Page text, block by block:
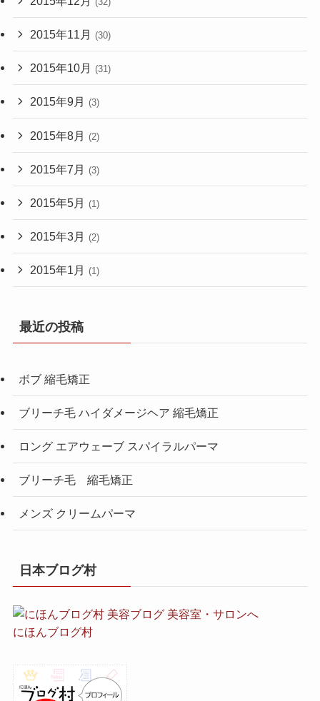
2015年11月 (30)
2015年10月 (31)
2015年9月 (3)
2015年8月 (2)
2015年7月 (3)
2015年5月 (1)
2015年3月 (2)
2015年1月 (1)
最近の投稿
ボブ 縮毛矯正
ブリーチ毛 ハイダメージヘア 縮毛矯正
ロング エアウェーブ スパイラルパーマ
ブリーチ毛 縮毛矯正
メンズ クリームパーマ
日本ブログ村
にほんブログ村